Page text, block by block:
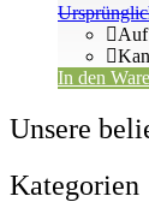
In den
Unsere
Kategorien